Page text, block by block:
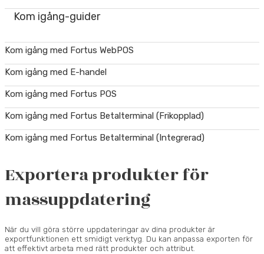
Kom igång-guider
Kom igång med Fortus WebPOS
Kom igång med E-handel
Kom igång med Fortus POS
Kom igång med Fortus Betalterminal (Frikopplad)
Kom igång med Fortus Betalterminal (Integrerad)
Exportera produkter för
massuppdatering
När du vill göra större uppdateringar av dina produkter är
exportfunktionen ett smidigt verktyg. Du kan anpassa exporten för
att effektivt arbeta med rätt produkter och attribut.